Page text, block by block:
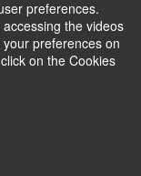
preferences.
the videos
preferences on
on the Cookies